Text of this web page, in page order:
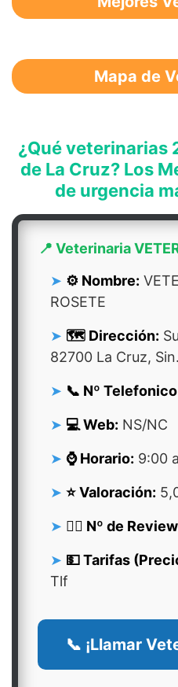
Mapa de
¿Qué veterinarias
de La Cruz? Los
de urgencia
📍 Veterinaria
⚙️ Nombre:
ROSETE
🗺️ Dirección:
82700 La Cruz,
📞 Nº
💻 Web: NS/NC
⌚ Horario: 9:00
⭐ Valoración:
👍🏻 Nº de
💵 Tarifas
Tlf
📞 ¡Llamar